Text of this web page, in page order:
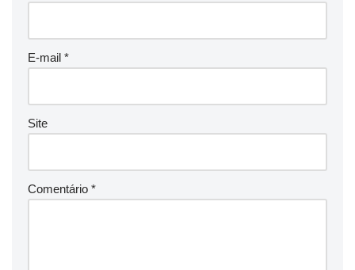
E-mail *
Site
Comentário *